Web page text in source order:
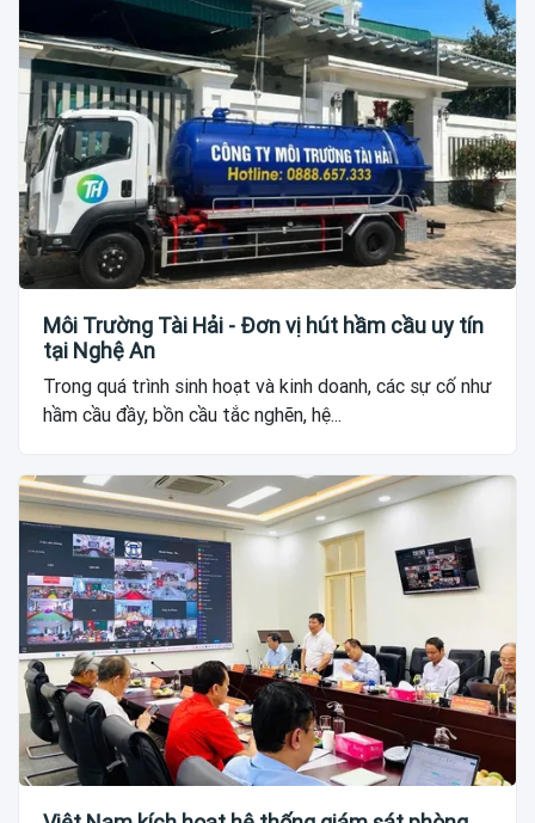
Môi Trường Tài Hải - Đơn vị hút hầm cầu uy tín
tại Nghệ An
Trong quá trình sinh hoạt và kinh doanh, các sự cố như
hầm cầu đầy, bồn cầu tắc nghẽn, hệ...